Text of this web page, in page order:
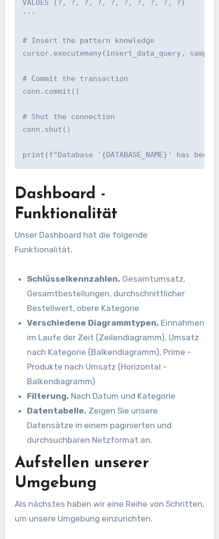
VALUES (?, ?, ?, ?, ?, ?, ?, ?, ?, ?)
'''
# Insert the pattern knowledge
cursor.executemany(insert_data_query,
# Commit the transaction
conn.commit()
# Shut the connection
conn.shut()
print(f"Database '{DATABASE_NAME}' has
Dashboard -
Funktionalität
Unser Dashboard hat die folgende
Funktionalität.
Schlüsselkennzahlen. Gesamtumsatz,
Gesamtbestellungen, durchschnittlicher
Bestellwert, obere Kategorie
Verschiedene Diagrammtypen. Einnahmen
im Laufe der Zeit (Zeilendiagramm), Umsatz
nach Kategorie (Balkendiagramm), Prime -
Produkte nach Umsatz (Horizontal -
Balkendiagramm)
Filterung. Nach Datum und Kategorie
Datentabelle. Zeigen Sie unsere
Datensätze in einem paginierten und
durchsuchbaren Netzformat an.
Aufstellen unserer
Umgebung
Als nächstes haben wir eine Reihe von Schritten,
um unsere Umgebung einzurichten.